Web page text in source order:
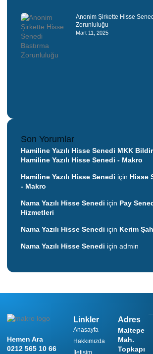
Anonim Şirkette Hisse
Zorunluluğu
Mart 11, 2025
Son Yorumlar
Hamiline Yazılı Hisse Senedi MKK
Hamiline Yazılı Hisse Senedi - Makro
Hamiline Yazılı Hisse Senedi için Hisse
- Makro
Nama Yazılı Hisse Senedi için Pay
Hizmetleri
Nama Yazılı Hisse Senedi için Kerim
Nama Yazılı Hisse Senedi için admin
Hemen Ara
0212 565 10 66
Linkler
Anasayfa
Hakkımızda
İletişim
Adres
Maltepe
Mah.
Topkapı